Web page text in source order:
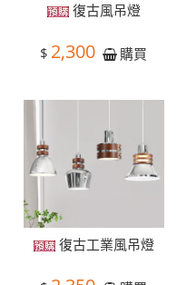
復古風吊燈
$ 2,300 購買
復古工業風吊燈